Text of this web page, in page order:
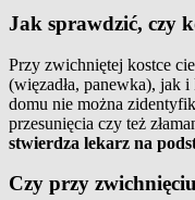
Jak sprawdzić, czy
Przy zwichniętej kostce
(więzadła, panewka), jak
domu nie można
przesunięcia czy też
stwierdza lekarz na
Czy przy